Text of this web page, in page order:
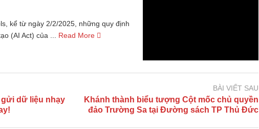
kể từ ngày 2/2/2025, những quy định
(AI Act) của ...
Read More
gửi dữ liệu nhạy
BÀI VIẾT SAU
Khánh thành biểu tượng Cột mốc chủ quyền
đảo Trường Sa tại Đường sách TP Thủ Đức